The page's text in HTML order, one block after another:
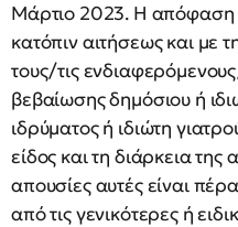
Μάρτιο 2023. Η απόφαση
κατόπιν αιτήσεως και με
τους/τις
βεβαίωσης δημόσιου ή
ιδρύματος ή ιδιώτη
είδος και τη διάρκεια της
απουσίες αυτές είναι
από τις γενικότερες ή